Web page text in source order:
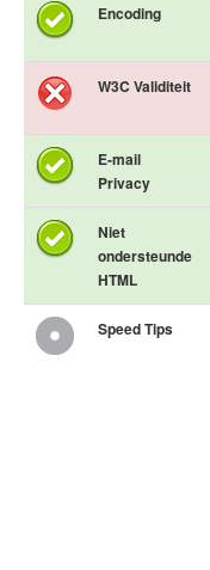
Encoding
W3C Validiteit
E-mail
Privacy
Niet
ondersteunde
HTML
Speed Tips